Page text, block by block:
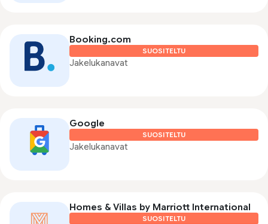
Booking.com
SUOSITELTU
Jakelukanavat
Google
SUOSITELTU
Jakelukanavat
Homes & Villas by Marriott International
SUOSITELTU